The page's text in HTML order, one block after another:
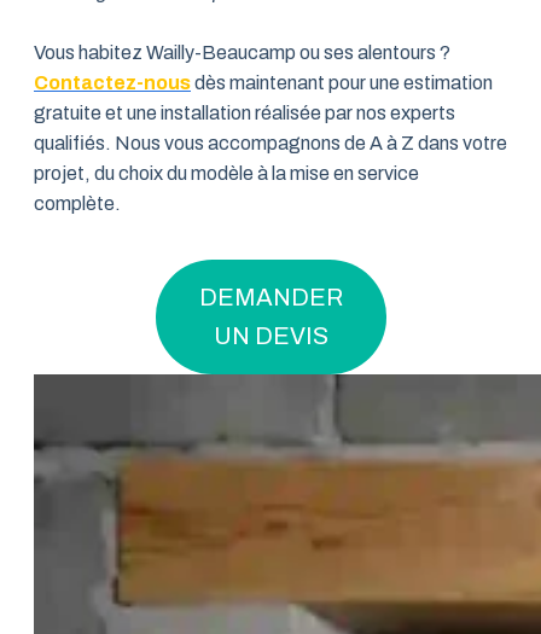
Vous habitez Wailly-Beaucamp ou ses alentours ?
Contactez-nousdès maintenant pour une estimation
gratuite et une installation réalisée par nos experts
qualifiés. Nous vous accompagnons de A à Z dans votre
projet, du choix du modèle à la mise en service
complète.
DEMANDER
UN DEVIS